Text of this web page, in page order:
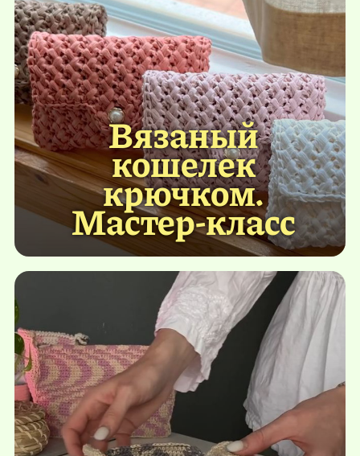
Вязаный
кошелек
крючком.
Мастер-класс